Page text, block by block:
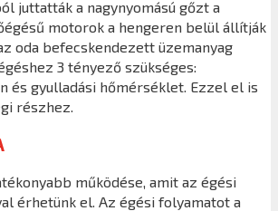
juttatták a nagynyomású gőzt a
motorok a hengeren belül állítják
oda befecskendezett üzemanyag
3 tényező szükséges:
és gyulladási hőmérséklet. Ezzel el is
részhez.
működése, amit az égési
érhetünk el. Az égési folyamatot a